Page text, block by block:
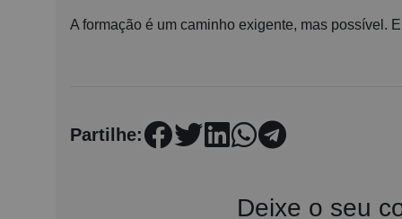
A formação é um caminho exigente, mas possível.
Partilhe:
Deixe o seu